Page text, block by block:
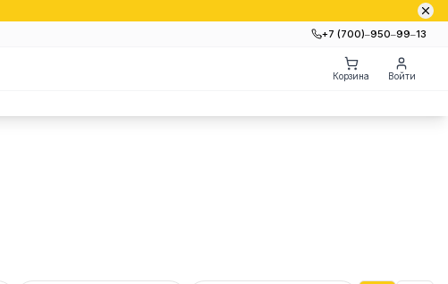
+7 (700)‒950‒99‒13
Корзина Войти